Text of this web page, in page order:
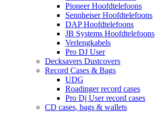
Pioneer Hoofdtelefoons
Sennheiser Hoofdtelefoons
DAP Hoofdtelefoons
JB Systems Hoofdtelefoons
Verlengkabels
Pro DJ User
Decksavers Dustcovers
Record Cases & Bags
UDG
Roadinger record cases
Pro Dj User record cases
CD cases, bags & wallets